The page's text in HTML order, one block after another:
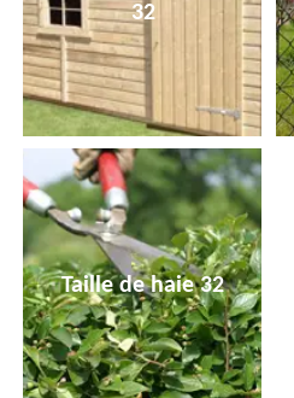
32
Taille de haie 32